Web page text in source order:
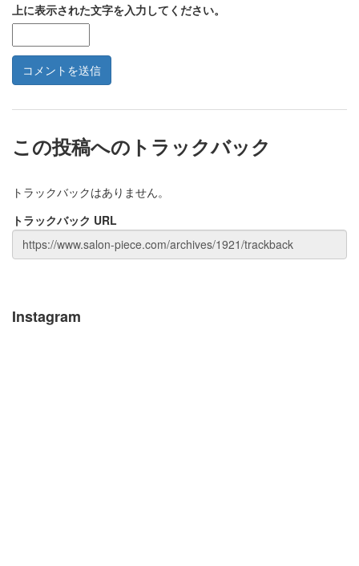
上に表示された文字を入力してください。
この投稿へのトラックバック
トラックバックはありません。
トラックバック URL
Instagram